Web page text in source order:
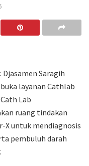
Djasamen Saragih
layanan Cathlab
Lab
ruang tindakan
X untuk mendiagnosis
pembuluh darah